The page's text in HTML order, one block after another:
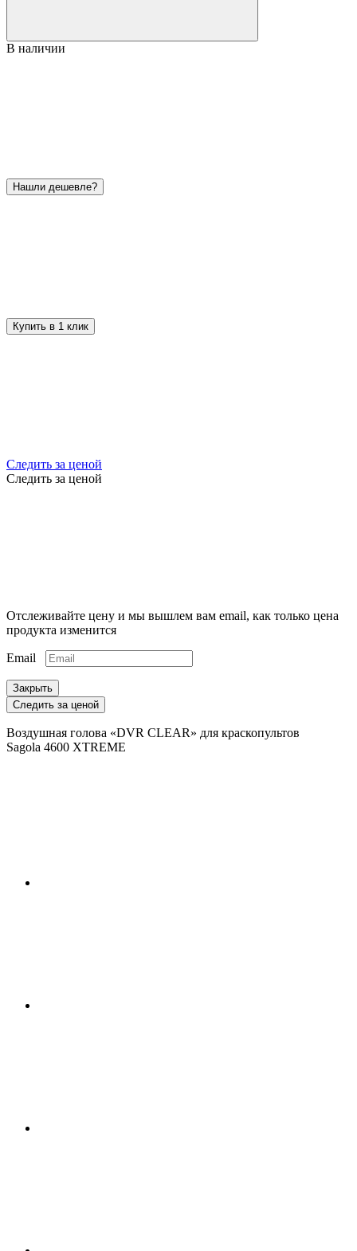
В наличии
Нашли дешевле?
Купить в 1 клик
Следить за ценой
Следить за ценой
Отслеживайте цену и мы вышлем вам email, как только цена
продукта изменится
Email
Закрыть
Следить за ценой
Воздушная голова «DVR CLEAR» для краскопультов
Sagola 4600 XTREME